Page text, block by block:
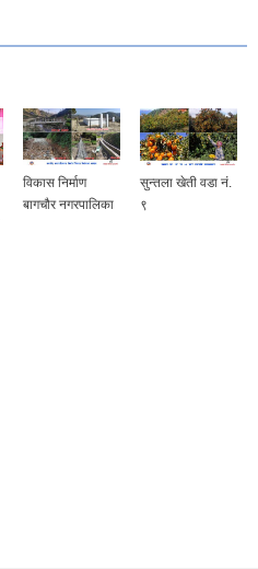
विकास निर्माण
बागचौर नगरपालिका
सुन्तला खेती वडा नं.
९